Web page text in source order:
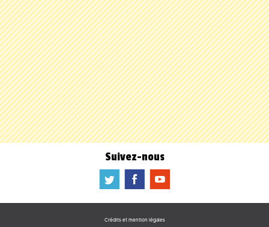
Suivez-nous
a b f
Crédits et mention légales